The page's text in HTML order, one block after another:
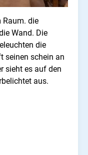
Raum. die
Wand. Die
die
seinen schein an
sieht es auf den
aus.